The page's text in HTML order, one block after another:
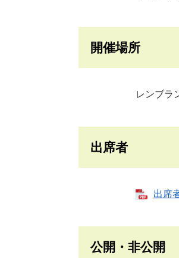
開催場所
レンブラントホ
出席者
出席
公開・非公開